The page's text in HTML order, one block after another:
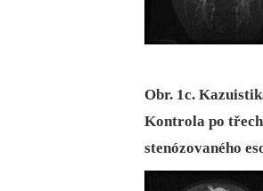
Obr. 1c.
Kontrola po třech
stenózovaného